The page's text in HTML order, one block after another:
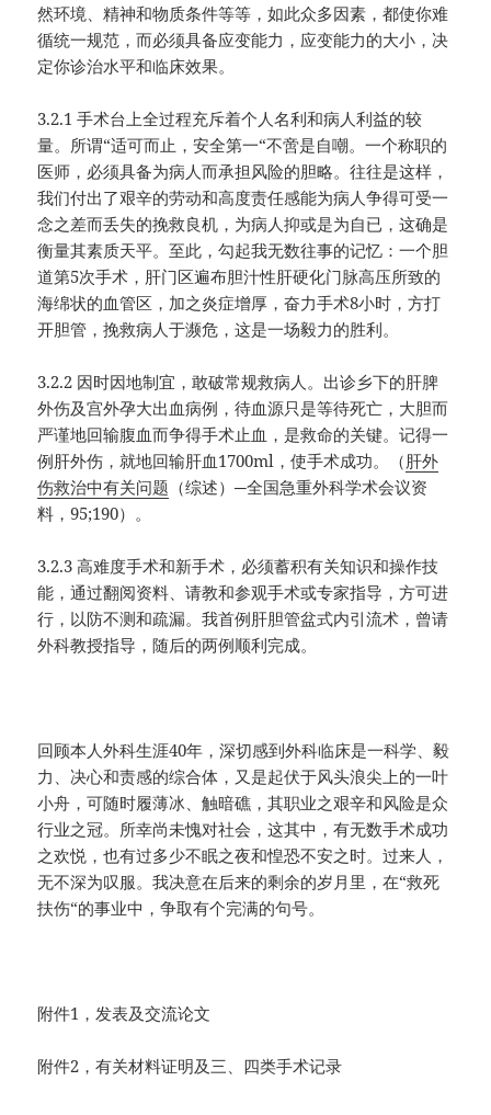
然环境、精神和物质条件等等，如此众多因素，都使你难
循统一规范，而必须具备应变能力，应变能力的大小，决
定你诊治水平和临床效果。
3.2.1 手术台上全过程充斥着个人名利和病人利益的较
量。所谓“适可而止，安全第一“不啻是自嘲。一个称职的
医师，必须具备为病人而承担风险的胆略。往往是这样，
我们付出了艰辛的劳动和高度责任感能为病人争得可受一
念之差而丢失的挽救良机，为病人抑或是为自已，这确是
衡量其素质天平。至此，勾起我无数往事的记忆：一个胆
道第5次手术，肝门区遍布胆汁性肝硬化门脉高压所致的
海绵状的血管区，加之炎症增厚，奋力手术8小时，方打
开胆管，挽救病人于濒危，这是一场毅力的胜利。
3.2.2 因时因地制宜，敢破常规救病人。出诊乡下的肝脾
外伤及宫外孕大出血病例，待血源只是等待死亡，大胆而
严谨地回输腹血而争得手术止血，是救命的关键。记得一
例肝外伤，就地回输肝血1700ml，使手术成功。（肝外
伤救治中有关问题 （综述）─全国急重外科学术会议资
料，95;190）。
3.2.3 高难度手术和新手术，必须蓄积有关知识和操作技
能，通过翻阅资料、请教和参观手术或专家指导，方可进
行，以防不测和疏漏。我首例肝胆管盆式内引流术，曾请
外科教授指导，随后的两例顺利完成。
回顾本人外科生涯40年，深切感到外科临床是一科学、毅
力、决心和责感的综合体，又是起伏于风头浪尖上的一叶
小舟，可随时履薄冰、触暗礁，其职业之艰辛和风险是众
行业之冠。所幸尚未愧对社会，这其中，有无数手术成功
之欢悦，也有过多少不眠之夜和惶恐不安之时。过来人，
无不深为叹服。我决意在后来的剩余的岁月里，在“救死
扶伤“的事业中，争取有个完满的句号。
附件1，发表及交流论文
附件2，有关材料证明及三、四类手术记录